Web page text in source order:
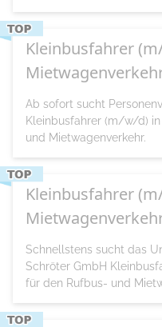
Kleinbusfahrer
Ab sofort sucht
Kleinbusfahrer (m/w/d)
und Mietwagenverkehr.
Kleinbusfahrer
Schnellstens sucht das
Schröter GmbH
für den Rufbus- und